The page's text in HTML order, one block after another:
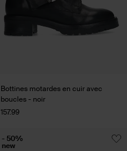
Bottines motardes en cuir avec
boucles - noir
157.99
- 50%
new